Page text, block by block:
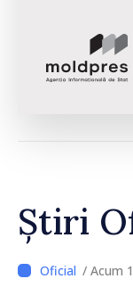
Știri
/ Acum